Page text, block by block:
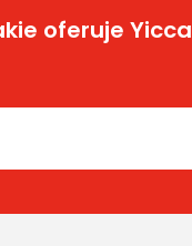
oferuje Yicca